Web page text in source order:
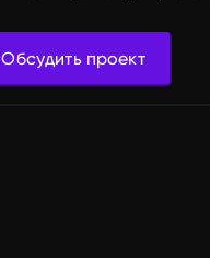
Обсудить проект